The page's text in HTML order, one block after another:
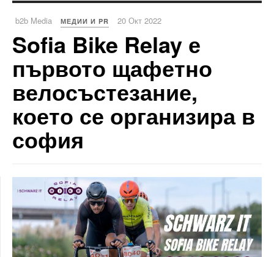
b2b Media МЕДИИ И PR 20 Окт 2022
Sofia Bike Relay е
първото щафетно
велосъстезание,
което се организира в
софия